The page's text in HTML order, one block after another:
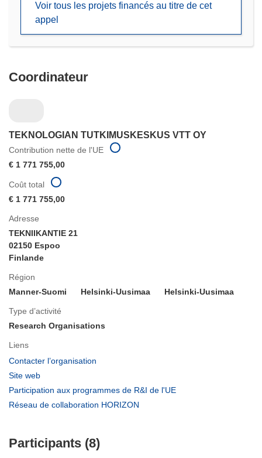
nouvelle
fenêtre)
Voir tous les projets financés au titre de cet
appel
Coordinateur
TEKNOLOGIAN TUTKIMUSKESKUS VTT OY
Contribution nette de l'UE
€ 1 771 755,00
Adresse
TEKNIIKANTIE 21
02150 Espoo
Finlande
Région
Manner-Suomi
Helsinki-Uusimaa Helsinki-Uusimaa
Type d’activité
Research Organisations
Liens
Contacter l’organisation
fenêtre)
Site web
dans
Participation aux programmes de R&I de l'UE
Réseau de collaboration HORIZON
Coût total
€ 1 771 755,00
Participants (8)